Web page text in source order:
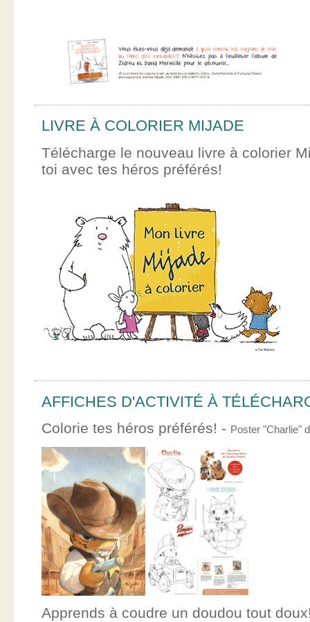
LIVRE À COLORIER MIJADE
Télécharge le nouveau livre à colorier
toi avec tes héros préférés!
AFFICHES D'ACTIVITÉ À
Colorie tes héros préférés! - Poster "Charlie"
Apprends à coudre un doudou tout